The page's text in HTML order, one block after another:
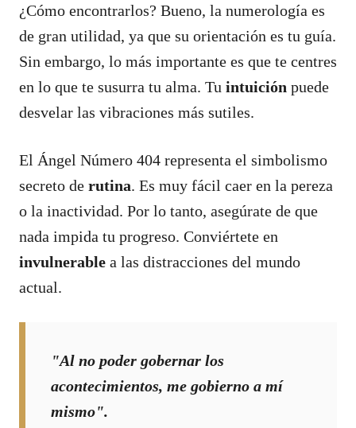
¿Cómo encontrarlos? Bueno, la numerología es
de gran utilidad, ya que su orientación es tu guía.
Sin embargo, lo más importante es que te centres
en lo que te susurra tu alma. Tu intuición puede
desvelar las vibraciones más sutiles.
El Ángel Número 404 representa el simbolismo
secreto de rutina. Es muy fácil caer en la pereza
o la inactividad. Por lo tanto, asegúrate de que
nada impida tu progreso. Conviértete en
invulnerable a las distracciones del mundo
actual.
"Al no poder gobernar los
acontecimientos, me gobierno a mí
mismo".